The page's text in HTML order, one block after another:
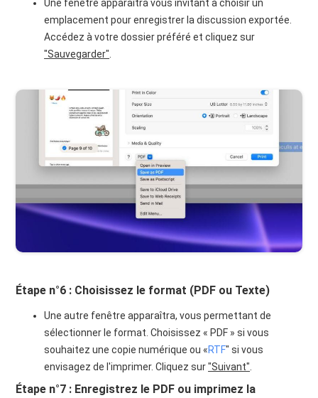
Une fenêtre apparaîtra vous invitant à choisir un
emplacement pour enregistrer la discussion exportée.
Accédez à votre dossier préféré et cliquez sur
"Sauvegarder"
Étape n°6 : Choisissez le format (PDF ou Texte)
Une autre fenêtre apparaîtra, vous permettant de
sélectionner le format. Choisissez « PDF » si vous
souhaitez une copie numérique ou «RTF" si vous
envisagez de l'imprimer. Cliquez sur"Suivant"
Étape n°7 : Enregistrez le PDF ou imprimez la